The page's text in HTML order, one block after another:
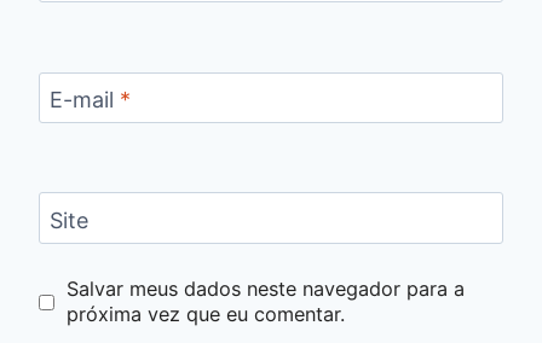
E-mail *
Site
Salvar meus dados neste navegador para a
próxima vez que eu comentar.